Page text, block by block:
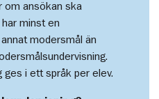
om ansökan ska
minst en
modersmål än
ges i ett språk per elev.